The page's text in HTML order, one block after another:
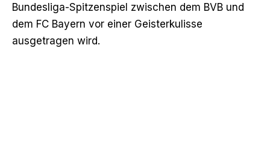
Bundesliga-Spitzenspiel zwischen dem BVB und
dem FC Bayern vor einer Geisterkulisse
ausgetragen wird.